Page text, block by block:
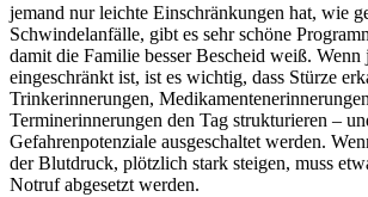
jemand nur leichte Einschränkungen hat, wie
Schwindelanfälle, gibt es sehr schöne
damit die Familie besser Bescheid weiß. Wenn
eingeschränkt ist, ist es wichtig, dass Stürze
Trinkerinnerungen,
Terminerinnerungen den Tag strukturieren –
Gefahrenpotenziale ausgeschaltet werden.
der Blutdruck, plötzlich stark steigen, muss
Notruf abgesetzt werden.